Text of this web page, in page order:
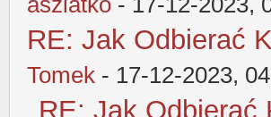
RE: Jak Odbierać
Tomek - 17-12-2023,
RE: Jak Odbierać